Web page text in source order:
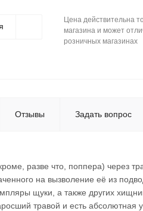
Цена действительна
магазина и может
розничных магазинах
Отзывы Задать вопрос
разве что, поппера) через
на вызволение её из
щуки, а также других
травой и есть абсолютная